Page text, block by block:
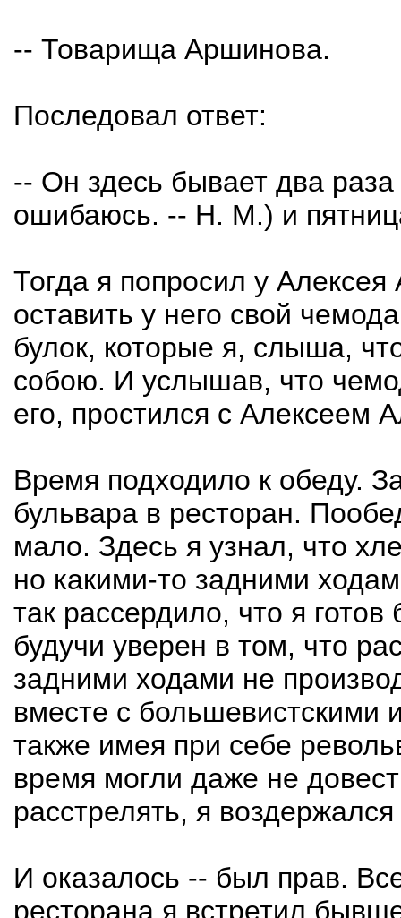
-- Товарища Аршинова.
Последовал ответ:
-- Он здесь бывает два
ошибаюсь. -- Н. М.) и
Тогда я попросил у
оставить у него свой
булок, которые я, слыша,
собою. И услышав, что
его, простился с Алексеем
Время подходило к обеду.
бульвара в ресторан.
мало. Здесь я узнал, что
но какими-то задними
так рассердило, что я
будучи уверен в том, что
задними ходами не
вместе с большевистскими
также имея при себе
время могли даже не
расстрелять, я
И оказалось -- был прав.
ресторана я встретил